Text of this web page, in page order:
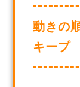
動きの
キープ